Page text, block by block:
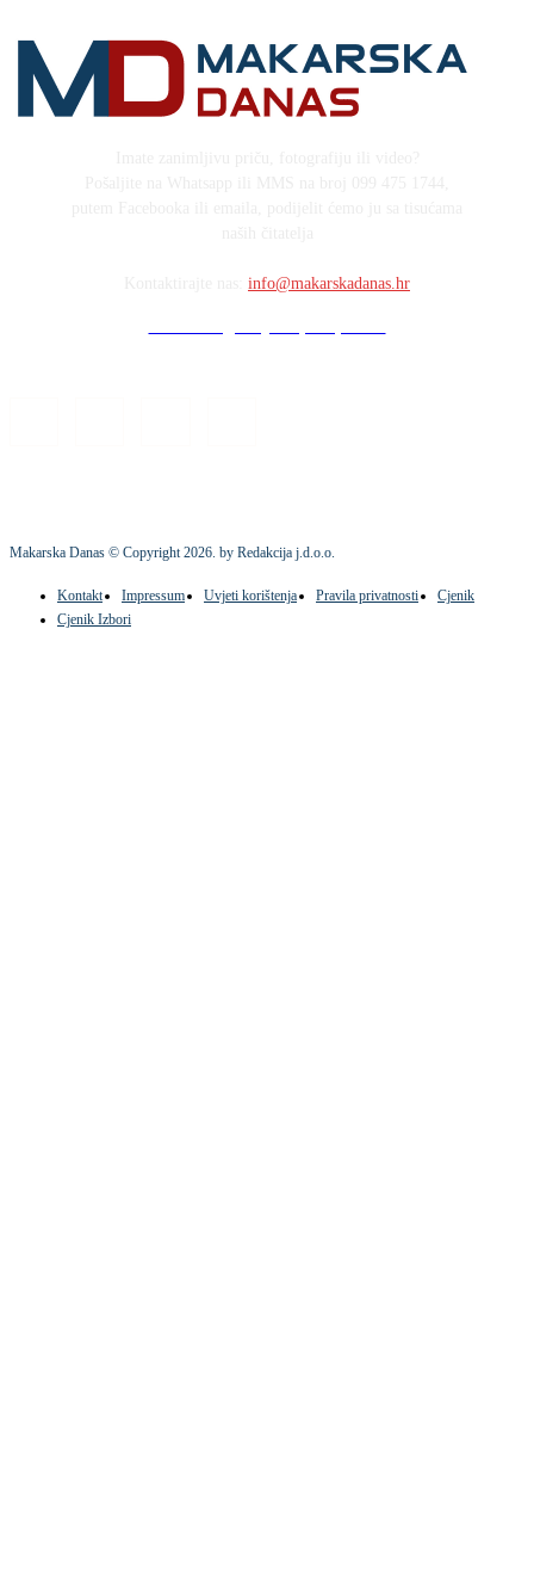
info@makarskadanas.hr
Makarska Danas © Copyright2026. by Redakcija j.d.o.o.
Kontakt Impressum Uvjeti korištenja Pravila privatnosti
Cjenik
Cjenik Izbori